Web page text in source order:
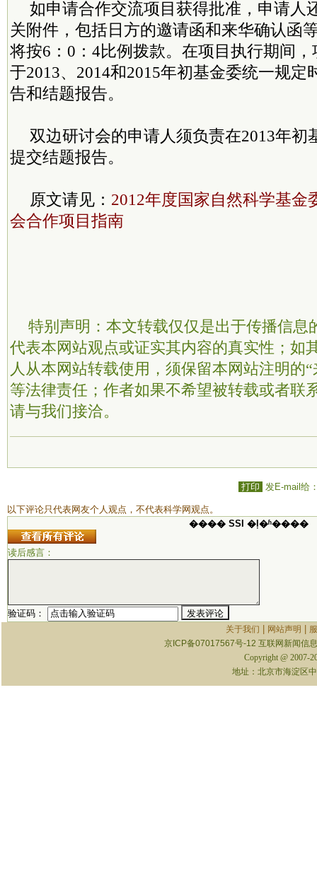
如申请合作交流项目获得批准，申请人
关附件，包括日方的邀请函和来华确认函
将按6：0：4比例拨款。在项目执行期间
于2013、2014和2015年初基金委统一规定
告和结题报告。
双边研讨会的申请人须负责在2013年初
提交结题报告。
原文请见： 2012年度国家自然科学基金
会合作项目指南
特别声明：本文转载仅仅是出于传播信息
代表本网站观点或证实其内容的真实性；如
人从本网站转载使用，须保留本网站注明的
等法律责任；作者如果不希望被转载或者联
请与我们接洽。
打印 发E-mail给
以下评论只代表网友个人观点，不代表科学网观点。
���� SSI �ļ�ʱ����
读后感言：
验证码：
关于我们 | 网站声明 |
京ICP备07017567号-12 互联网新闻信
Copyright @ 2007-
地址：北京市海淀区